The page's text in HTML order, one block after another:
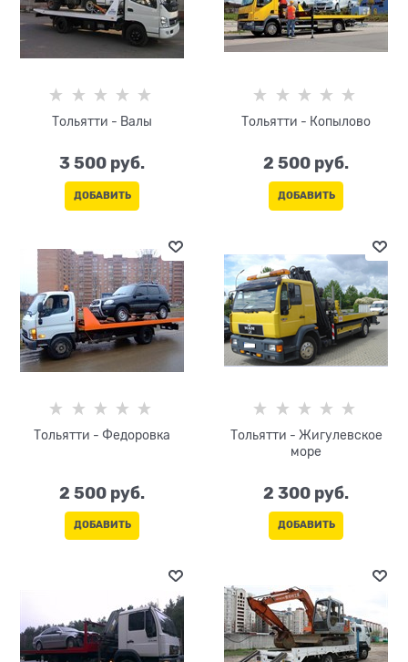
Тольятти - Валы
3 500 руб.
ДОБАВИТЬ
Тольятти - Копылово
2 500 руб.
ДОБАВИТЬ
Тольятти - Федоровка
2 500 руб.
ДОБАВИТЬ
Тольятти - Жигулевское
море
2 300 руб.
ДОБАВИТЬ